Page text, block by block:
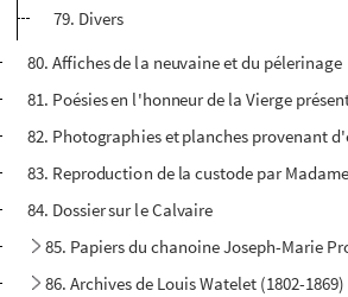
79. Divers
80. Affiches de la neuvaine et du pélerinage
81. Poésies en l'honneur de la Vierge
82. Photographies et planches provenant
83. Reproduction de la custode par
84. Dossier sur le Calvaire
85. Papiers du chanoine Joseph-Marie
86. Archives de Louis Watelet (1802-